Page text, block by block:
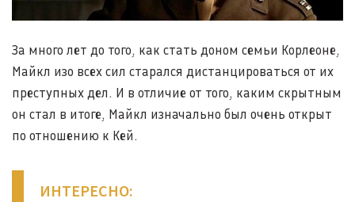
За много лет до того, как стать доном семьи Корлеоне,
Майкл изо всех сил старался дистанцироваться от их
преступных дел. И в отличие от того, каким скрытным
он стал в итоге, Майкл изначально был очень открыт
по отношению к Кей.
ИНТЕРЕСНО: